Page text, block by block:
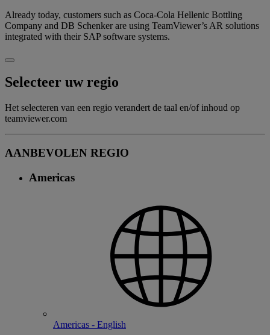
Already today, customers such as Coca-Cola Hellenic Bottling
Company and DB Schenker are using TeamViewer’s AR solutions
integrated with their SAP software systems.
Selecteer uw regio
Het selecteren van een regio verandert de taal en/of inhoud op
teamviewer.com
AANBEVOLEN REGIO
Americas
Americas - English